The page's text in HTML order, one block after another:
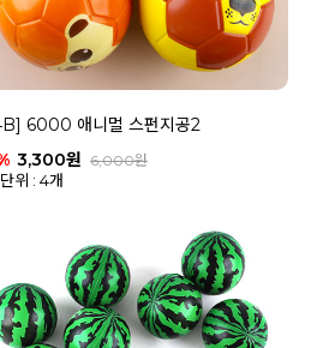
6000 애니멀 스펀지공2
3,300원 6,000원
위 : 4개